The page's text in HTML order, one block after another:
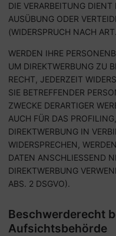
DIE VERARBEITUNG DIENT
AUSÜBUNG ODER
(WIDERSPRUCH NACH
WERDEN IHRE
UM DIREKTWERBUNG ZU
RECHT, JEDERZEIT
SIE BETREFFENDER
ZWECKE DERARTIGER
AUCH FÜR DAS
DIREKTWERBUNG IN
WIDERSPRECHEN,
DATEN ANSCHLIESSEND
DIREKTWERBUNG
ABS. 2 DSGVO).
Beschwerde­recht
Aufsichts­behörde